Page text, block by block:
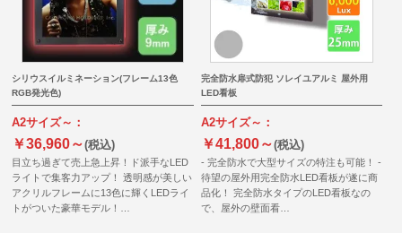
シリウスイルミネーション(フレーム13色
RGB発光色)
A2サイズ～：
￥36,960～(税込)
目立ち過ぎて売上急上昇！ド派手なLED
ライトで集客力アップ！ 透明感が美しい
アクリルフレームに13色に輝くLEDライ
トがついた豪華モデル！…
完全防水扉式防犯 ソレイユアルミ 屋外用
LED看板
A2サイズ～：
￥41,800～(税込)
- 完全防水で大型サイズの特注も可能！ -
待望の屋外用完全防水LED看板が遂に商
品化！ 完全防水タイプのLED看板なの
で、屋外の壁面看…